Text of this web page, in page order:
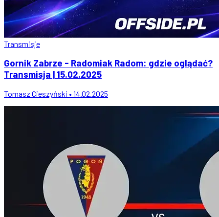
Transmisje
Gornik Zabrze - Radomiak Radom: gdzie oglądać?
Transmisja | 15.02.2025
Tomasz Cieszyński • 14.02.2025